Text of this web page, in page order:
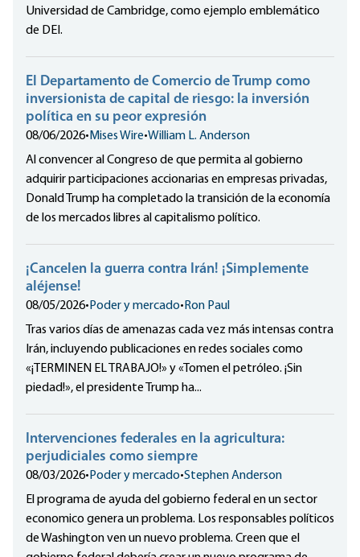
Universidad de Cambridge, como ejemplo emblemático
de DEI.
El Departamento de Comercio de Trump como
inversionista de capital de riesgo: la inversión
política en su peor expresión
08/06/2026• Mises Wire•William L. Anderson
Al convencer al Congreso de que permita al gobierno
adquirir participaciones accionarias en empresas privadas,
Donald Trump ha completado la transición de la economía
de los mercados libres al capitalismo político.
¡Cancelen la guerra contra Irán! ¡Simplemente
aléjense!
08/05/2026• Poder y mercado• Ron Paul
Tras varios días de amenazas cada vez más intensas contra
Irán, incluyendo publicaciones en redes sociales como
«¡TERMINEN EL TRABAJO!» y «Tomen el petróleo. ¡Sin
piedad!», el presidente Trump ha...
Intervenciones federales en la agricultura:
perjudiciales como siempre
08/03/2026• Poder y mercado•Stephen Anderson
El programa de ayuda del gobierno federal en un sector
economico genera un problema. Los responsables políticos
de Washington ven un nuevo problema. Creen que el